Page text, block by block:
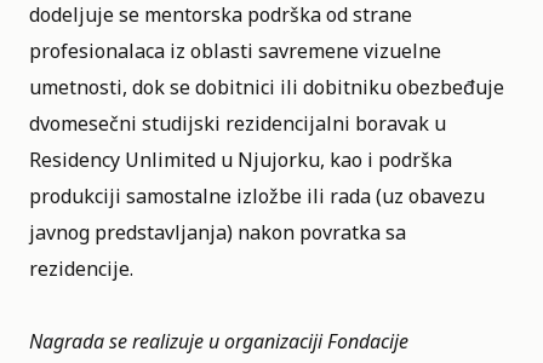
dodeljuje se mentorska podrška od strane
profesionalaca iz oblasti savremene vizuelne
umetnosti, dok se dobitnici ili dobitniku obezbeđuje
dvomesečni studijski rezidencijalni boravak u
Residency Unlimited u Njujorku, kao i podrška
produkciji samostalne izložbe ili rada (uz obavezu
javnog predstavljanja) nakon povratka sa
rezidencije.
Nagrada se realizuje u organizaciji Fondacije